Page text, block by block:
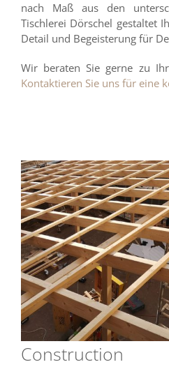
nach Maß aus den
Tischlerei Dörschel gestaltet
Detail und Begeisterung für
Wir beraten Sie gerne zu
Kontaktieren Sie uns für eine
Construction